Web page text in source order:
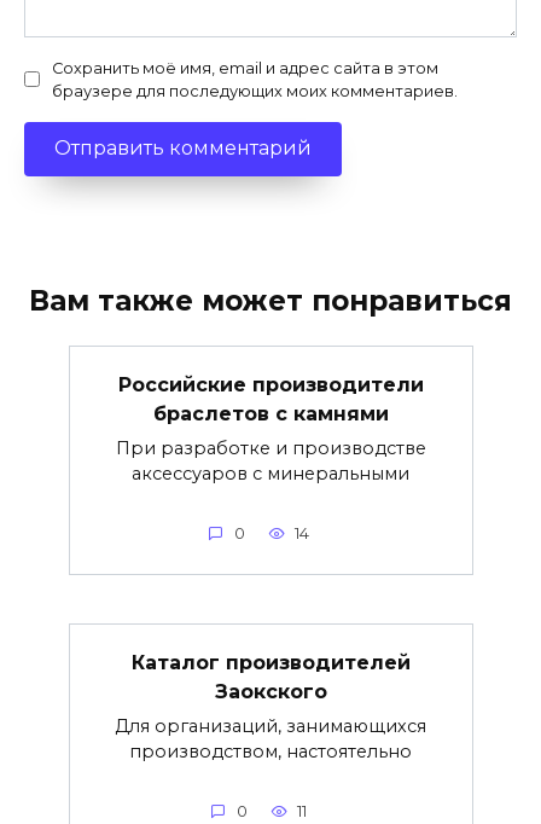
Сохранить моё имя, email и адрес сайта в этом
браузере для последующих моих комментариев.
Вам также может понравиться
Российские производители
браслетов с камнями
При разработке и производстве
аксессуаров с минеральными
0 14
Каталог производителей
Заокского
Для организаций, занимающихся
производством, настоятельно
0 11